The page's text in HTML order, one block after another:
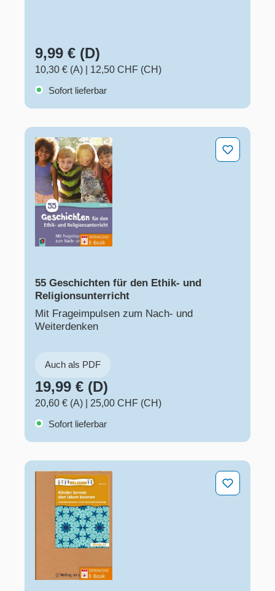
9,99 € (D)
10,30 € (A)
12,50 CHF (CH)
Sofort lieferbar
55 Geschichten für den Ethik- und Religionsunterricht
55 Geschichten für den Ethik- und
Religionsunterricht
Mit Frageimpulsen zum Nach- und
Weiterdenken
Auch als PDF
19,99 € (D)
20,60 € (A)
25,00 CHF (CH)
Sofort lieferbar
Kinder lernen den Islam kennen – Klasse 3/4